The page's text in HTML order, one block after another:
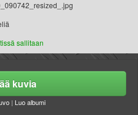
sallitaan
kuvia
| Luo albumi